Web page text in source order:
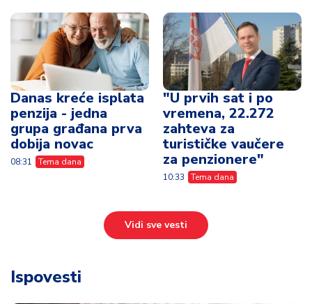
Danas kreće isplata
penzija - jedna
grupa građana prva
dobija novac
08:31 Tema dana
"U prvih sat i po
vremena, 22.272
zahteva za
turističke vaučere
za penzionere"
10:33 Tema dana
Vidi sve vesti
Ispovesti